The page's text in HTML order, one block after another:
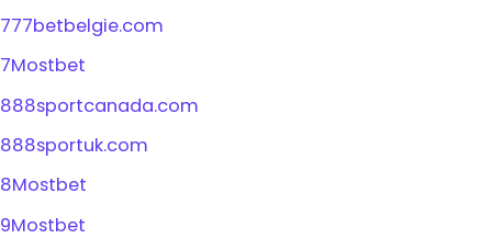
777betbelgie.com
7Mostbet
888sportcanada.com
888sportuk.com
8Mostbet
9Mostbet